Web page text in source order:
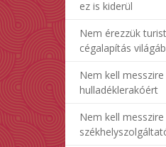
ez is kiderül
Nem érezzük
cégalapítás
Nem kell
hulladéklerakóért
Nem kell